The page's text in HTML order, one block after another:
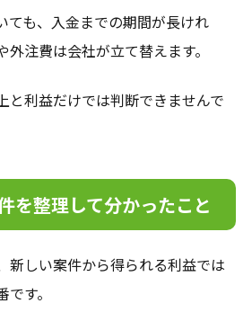
ても、入金までの期間が長けれ
注費は会社が立て替えます。
と利益だけでは判断できませんで
を整理して分かったこと
新しい案件から得られる利益では
す。